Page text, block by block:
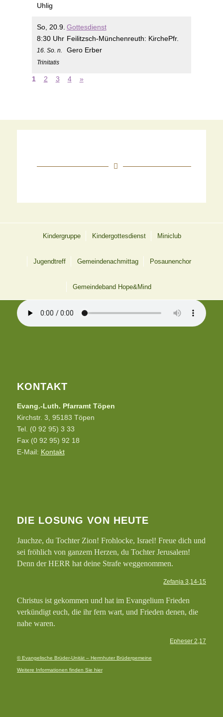
Uhlig
So, 20.9.
8:30 Uhr
16. So. n.
Trinitatis
Gottesdienst
Feilitzsch-Münchenreuth: KirchePfr.
Gero Erber
1 2 3 4 »
Kindergruppe Kindergottesdienst Miniclub
Jugendtreff Gemeindenachmittag Posaunenchor
Gemeindeband Hope&Mind
12 UHR LÄUTEN AUS TÖPEN
KONTAKT
Evang.-Luth. Pfarramt Töpen
Kirchstr. 3, 95183 Töpen
Tel. (0 92 95) 3 33
Fax (0 92 95) 92 18
E-Mail: Kontakt
DIE LOSUNG VON HEUTE
Jauchze, du Tochter Zion! Frohlocke, Israel! Freue dich und
sei fröhlich von ganzem Herzen, du Tochter Jerusalem!
Denn der HERR hat deine Strafe weggenommen.
Zefanja 3,14-15
Christus ist gekommen und hat im Evangelium Frieden
verkündigt euch, die ihr fern wart, und Frieden denen, die
nahe waren.
Epheser 2,17
© Evangelische Brüder-Unität – Herrnhuter Brüdergemeine
Weitere Informationen finden Sie hier